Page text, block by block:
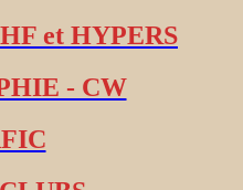
et HYPERS
- CW